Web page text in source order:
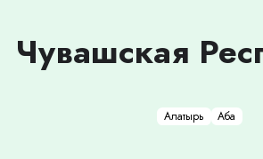
Чувашская
Алатырь Аба